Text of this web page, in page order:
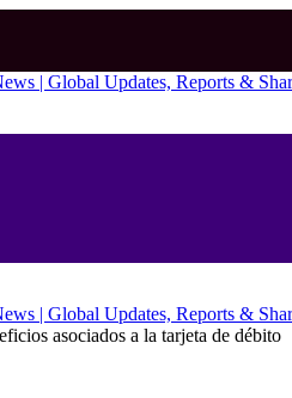
asociados a la tarjeta de débito